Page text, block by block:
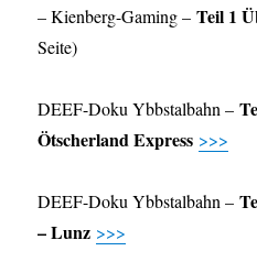
– Kienberg-Gaming –Teil 1
Seite)
DEEF-Doku Ybbstalbahn –
Ötscherland Express >>>
DEEF-Doku Ybbstalbahn –
– Lunz >>>